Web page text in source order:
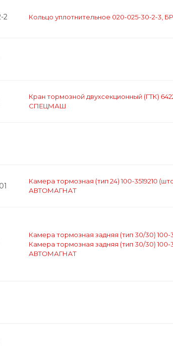
2 Кольцо уплотнительное 020-025-30-2-3,
Кран тормозной двухсекционный (ГТК)
СПЕЦМАШ
Камера тормозная (тип 24) 100-3519210
АВТОМАГНАТ
Камера тормозная задняя (тип 30/30) 100-
Камера тормозная задняя (тип 30/30) 100-
АВТОМАГНАТ